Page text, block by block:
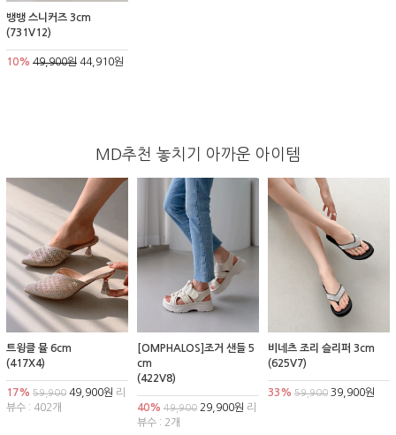
뱅뱅 스니커즈 3cm
(731V12)
10% 49,900원 44,910원
MD추천 놓치기 아까운 아이템
트윙클 뮬 6cm
(417X4)
17% 59,900 49,900원 리
뷰수 : 402개
[OMPHALOS]조거 샌들 5
cm
(422V8)
40% 49,90029,900원 리
뷰수 : 2개
비네츠 조리 슬리퍼 3cm
(625V7)
33% 59,90039,900원